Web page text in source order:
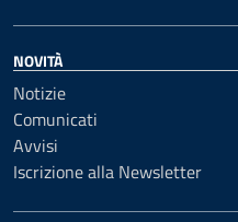
NOVITÀ
Notizie
Comunicati
Avvisi
Iscrizione alla Newsletter